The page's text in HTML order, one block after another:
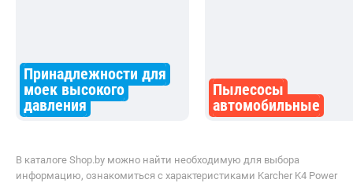
Принадлежности для
моек высокого
давления
Пылесосы
автомобильные
В каталоге Shop.by можно найти необходимую для выбора
информацию, ознакомиться с характеристиками Karcher K4 Power